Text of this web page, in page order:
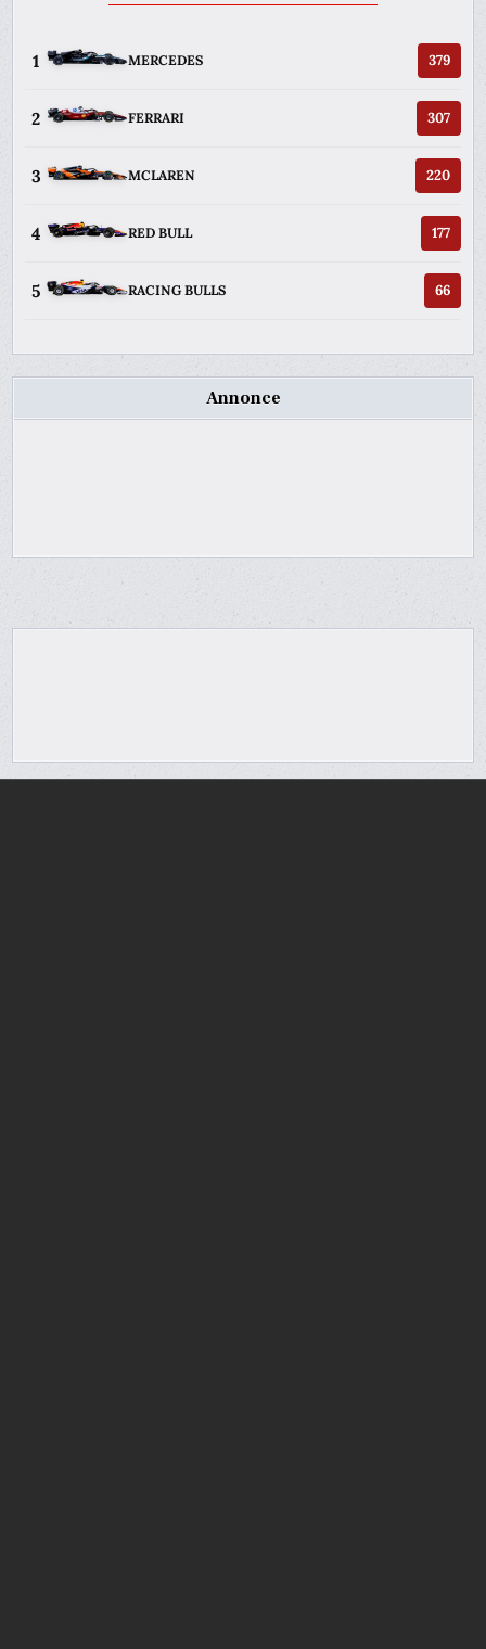
1 MERCEDES 379
2 FERRARI 307
3 MCLAREN 220
4 RED BULL 177
5 RACING BULLS 66
Annonce